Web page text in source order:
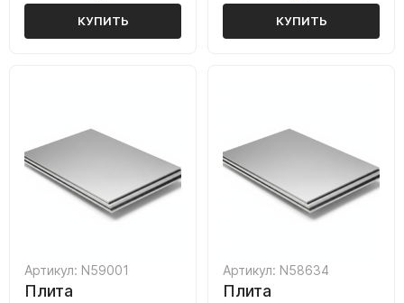
КУПИТЬ КУПИТЬ
Артикул: N59001
Плита
Артикул: N58634
Плита